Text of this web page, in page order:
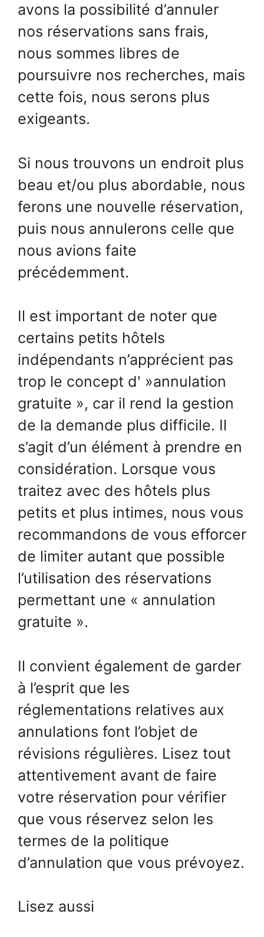
avons la possibilité d’annuler
nos réservations sans frais,
nous sommes libres de
poursuivre nos recherches, mais
cette fois, nous serons plus
exigeants.
Si nous trouvons un endroit plus
beau et/ou plus abordable, nous
ferons une nouvelle réservation,
puis nous annulerons celle que
nous avions faite
précédemment.
Il est important de noter que
certains petits hôtels
indépendants n’apprécient pas
trop le concept d' »annulation
gratuite », car il rend la gestion
de la demande plus difficile. Il
s’agit d’un élément à prendre en
considération. Lorsque vous
traitez avec des hôtels plus
petits et plus intimes, nous vous
recommandons de vous efforcer
de limiter autant que possible
l’utilisation des réservations
permettant une « annulation
gratuite ».
Il convient également de garder
à l’esprit que les
réglementations relatives aux
annulations font l’objet de
révisions régulières. Lisez tout
attentivement avant de faire
votre réservation pour vérifier
que vous réservez selon les
termes de la politique
d’annulation que vous prévoyez.
Lisez aussi